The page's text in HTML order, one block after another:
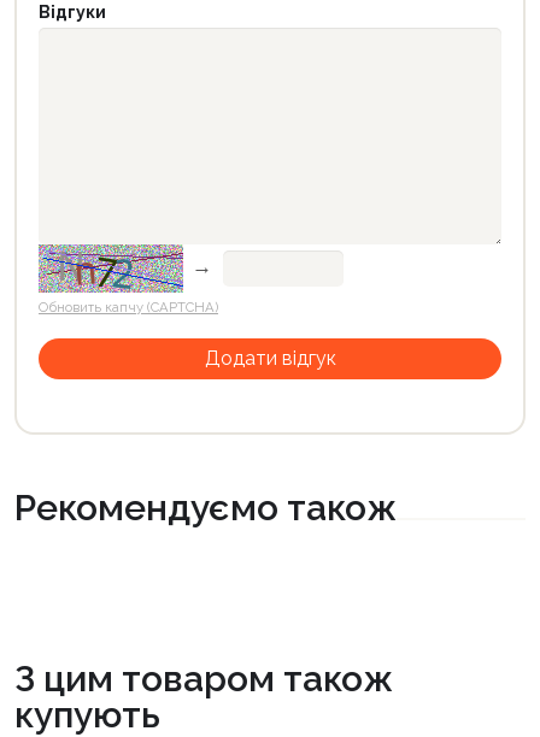
Відгуки
→
Обновить капчу (CAPTCHA)
Рекомендуємо також
З цим товаром також
купують